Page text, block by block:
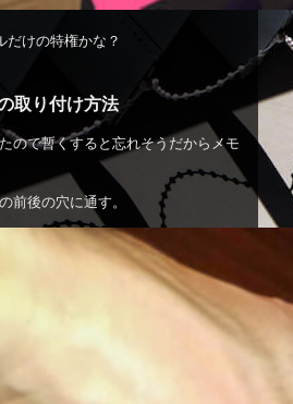
だけの特権かな？
取り付け方法
ので暫くすると忘れそうだからメモ
前後の穴に通す。